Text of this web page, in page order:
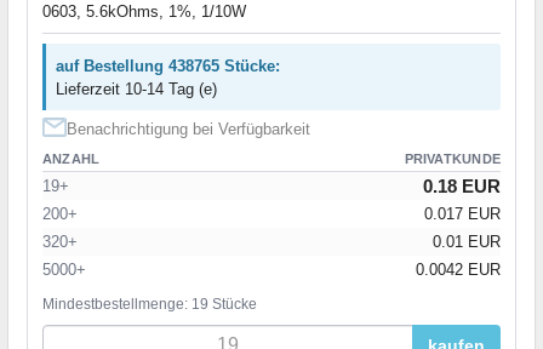
0603, 5.6kOhms, 1%, 1/10W
auf Bestellung 438765 Stücke:
Lieferzeit 10-14 Tag (e)
Benachrichtigung bei Verfügbarkeit
ANZAHL PRIVATKUNDE
19+ 0.18 EUR
200+
0.017 EUR
320+
0.01 EUR
5000+
0.0042 EUR
Mindestbestellmenge: 19 Stücke